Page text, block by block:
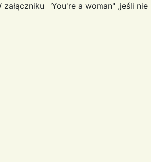
załączniku "You're a woman" ,jeśli